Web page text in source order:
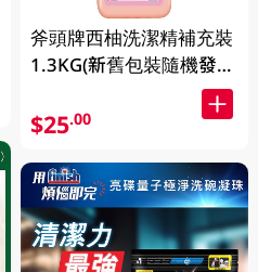
斧頭牌西柚洗潔精補充裝
1.3KG(新舊包裝隨機發
$25.00